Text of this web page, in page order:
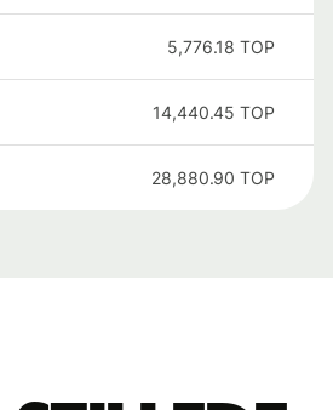
5,776.18 TOP
14,440.45 TOP
28,880.90 TOP